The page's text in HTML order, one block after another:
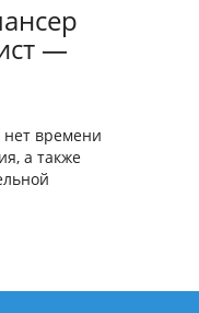
—
нет времени
а также